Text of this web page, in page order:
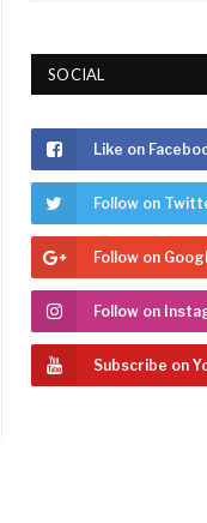
SOCIAL
Like on
Follow on
Follow on
Follow on
Subscribe on